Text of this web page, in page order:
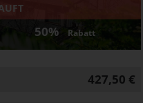
50% Rabatt
427,50 €